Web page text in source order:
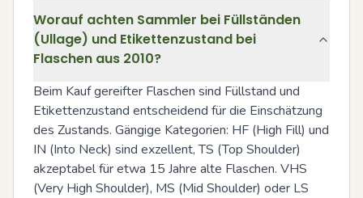
Worauf achten Sammler bei Füllständen
(Ullage) und Etikettenzustand bei
Flaschen aus 2010?
Beim Kauf gereifter Flaschen sind Füllstand und
Etikettenzustand entscheidend für die Einschätzung
des Zustands. Gängige Kategorien: HF (High Fill) und
IN (Into Neck) sind exzellent, TS (Top Shoulder)
akzeptabel für etwa 15 Jahre alte Flaschen. VHS
(Very High Shoulder), MS (Mid Shoulder) oder LS